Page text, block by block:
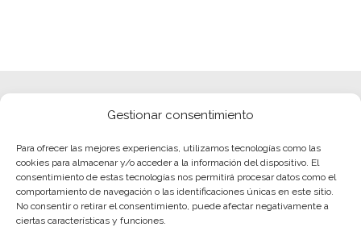
Gestionar consentimiento
Para ofrecer las mejores experiencias, utilizamos tecnologías como las
cookies para almacenar y/o acceder a la información del dispositivo. El
consentimiento de estas tecnologías nos permitirá procesar datos como el
comportamiento de navegación o las identificaciones únicas en este sitio.
No consentir o retirar el consentimiento, puede afectar negativamente a
ciertas características y funciones.